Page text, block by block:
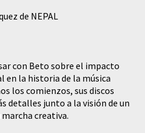
de NEPAL
con Beto sobre el impacto
en la historia de la música
los comienzos, sus discos
detalles junto a la visión de un
creativa.